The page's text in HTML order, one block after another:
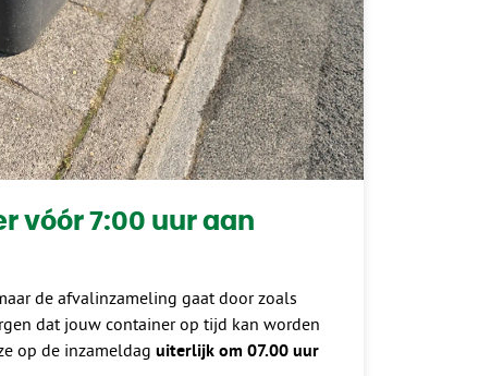
vóór 7:00 uur aan
de afvalinzameling gaat door zoals
dat jouw container op tijd kan worden
op de inzameldag uiterlijk om 07.00 uur